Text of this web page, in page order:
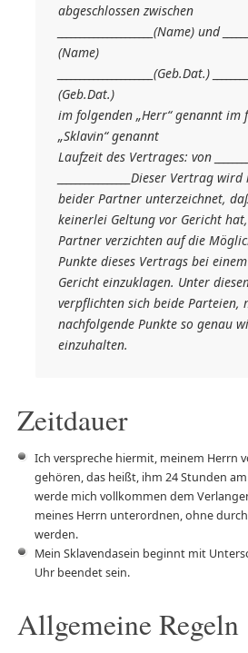
abgeschlossen zwischen
_____________________(Name) und
(Name)
_____________________(Geb.Dat.)
(Geb.Dat.)
im folgenden „Herr“ genannt im
„Sklavin“ genannt
Laufzeit des Vertrages: von
________________Dieser Vertrag
beider Partner unterzeichnet,
keinerlei Geltung vor Gericht
Partner verzichten auf die
Punkte dieses Vertrags bei
Gericht einzuklagen. Unter
verpflichten sich beide Parteien,
nachfolgende Punkte so genau
einzuhalten.
Zeitdauer
Ich verspreche hiermit, meinem Herrn
gehören, das heißt, ihm 24 Stunden
werde mich vollkommen dem
meines Herrn unterordnen, ohne
werden.
Mein Sklavendasein beginnt mit
Uhr beendet sein.
Allgemeine Regeln